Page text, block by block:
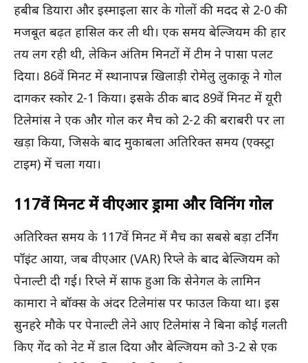
हबीब डियारा और इस्माइला सार के गोलों की मदद से 2-0 की
मजबूत बढ़त हासिल कर ली थी। एक समय बेल्जियम की हार
तय लग रही थी, लेकिन अंतिम मिनटों में टीम ने पासा पलट
दिया। 86वें मिनट में स्थानापन्न खिलाड़ी रोमेलु लुकाकू ने गोल
दागकर स्कोर 2-1 किया। इसके ठीक बाद 89वें मिनट में यूरी
टिलेमांस ने एक और गोल कर मैच को 2-2 की बराबरी पर ला
खड़ा किया, जिसके बाद मुकाबला अतिरिक्त समय (एक्स्ट्रा
टाइम) में चला गया।
117वें मिनट में वीएआर ड्रामा और विनिंग गोल
अतिरिक्त समय के 117वें मिनट में मैच का सबसे बड़ा टर्निंग
पॉइंट आया, जब वीएआर (VAR) रिप्ले के बाद बेल्जियम को
पेनाल्टी दी गई। रिप्ले में साफ हुआ कि सेनेगल के लामिन
कामारा ने बॉक्स के अंदर टिलेमांस पर फाउल किया था। इस
सुनहरे मौके पर पेनाल्टी लेने आए टिलेमांस ने बिना कोई गलती
किए गेंद को नेट में डाल दिया और बेल्जियम को 3-2 से एक